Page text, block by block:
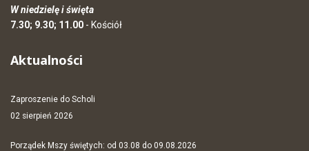
W niedzielę i święta
7.30; 9.30; 11.00 - Kościół
Aktualności
Zaproszenie do Scholi
02 sierpień 2026
Porządek Mszy świętych: od 03.08 do 09.08.2026